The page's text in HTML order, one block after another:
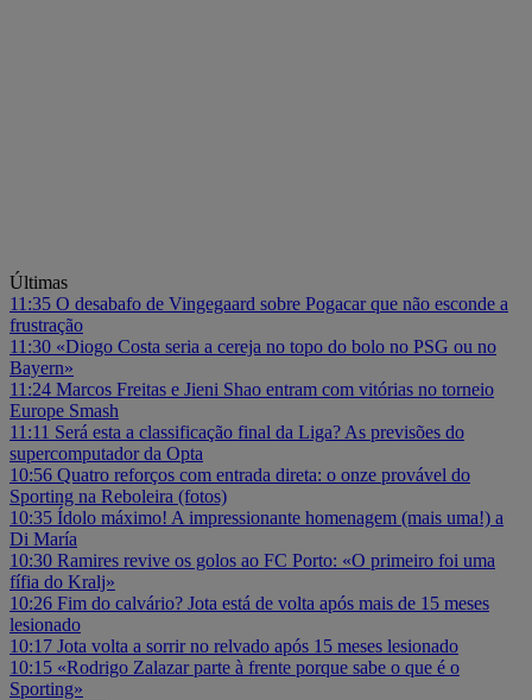
Últimas
11:35 O desabafo de Vingegaard sobre Pogacar que não esconde a
frustração
11:30 «Diogo Costa seria a cereja no topo do bolo no PSG ou no
Bayern»
11:24 Marcos Freitas e Jieni Shao entram com vitórias no torneio
Europe Smash
11:11 Será esta a classificação final da Liga? As previsões do
supercomputador da Opta
10:56 Quatro reforços com entrada direta: o onze provável do
Sporting na Reboleira (fotos)
10:35 Ídolo máximo! A impressionante homenagem (mais uma!) a
Di María
10:30 Ramires revive os golos ao FC Porto: «O primeiro foi uma
fífia do Kralj»
10:26 Fim do calvário? Jota está de volta após mais de 15 meses
lesionado
10:17 Jota volta a sorrir no relvado após 15 meses lesionado
10:15 «Rodrigo Zalazar parte à frente porque sabe o que é o
Sporting»